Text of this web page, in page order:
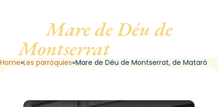
Mare de Déu de
Montserrat, de Mataró
Home Les parròquies Mare de Déu de Montserrat, de Mataró